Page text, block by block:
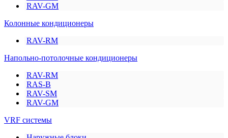
RAV-GM
Колонные кондиционеры
RAV-RM
Напольно-потолочные кондиционеры
RAV-RM
RAS-B
RAV-SM
RAV-GM
VRF системы